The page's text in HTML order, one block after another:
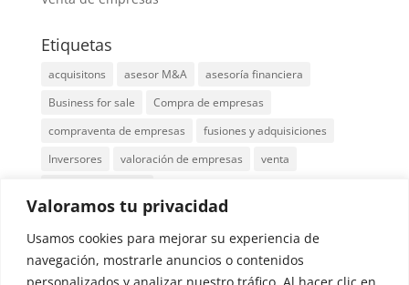
Valoramos tu privacidad
Usamos cookies para mejorar su experiencia de
navegación, mostrarle anuncios o contenidos
personalizados y analizar nuestro tráfico. Al hacer clic en
Etiquetas
acquisitons asesor M&A
asesoría financiera
Business for sale
Compra de empresas
compraventa de empresas
fusiones y adquisiciones
Inversores
valoración de empresas
venta
Localización: Edificio Cuzco IV, Paseo de la
Castellana 141, 8, 28046 Madrid